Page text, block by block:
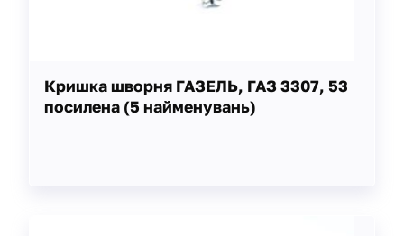
Кришка шворня ГАЗЕЛЬ, ГАЗ 3307, 53
посилена (5 найменувань)